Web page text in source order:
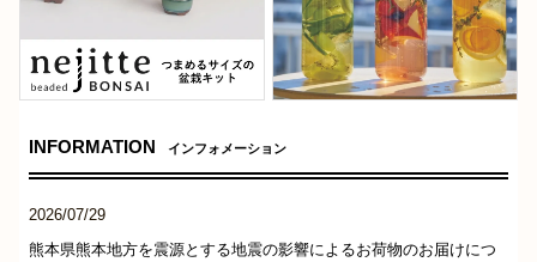
INFORMATION インフォメーション
2026/07/29
熊本県熊本地方を震源とする地震の影響によるお荷物のお届けにつ